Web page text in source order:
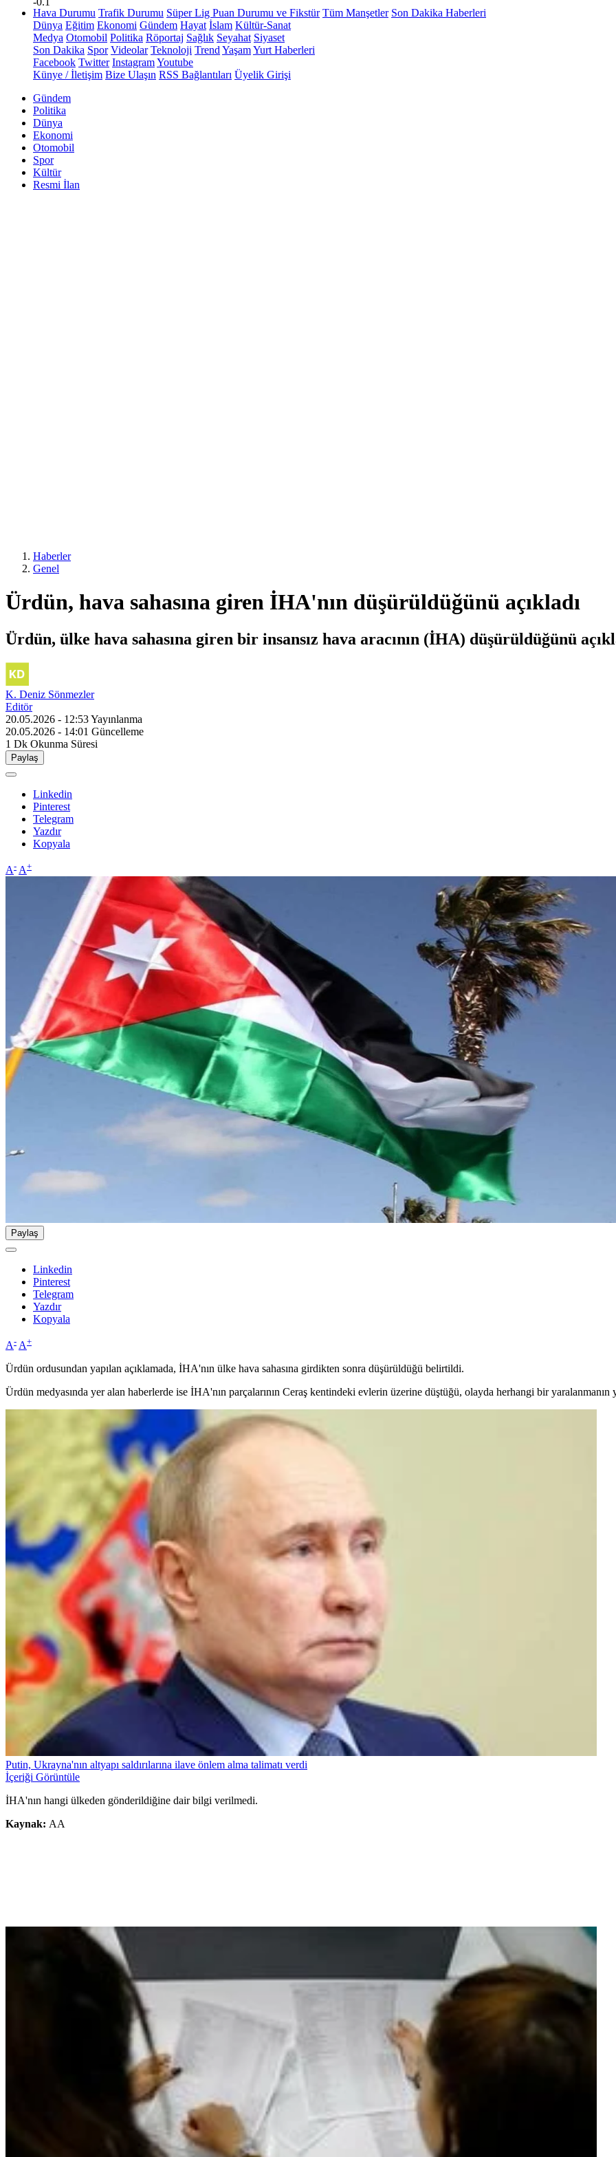
Hava Durumu Trafik Durumu Süper Lig Puan Durumu ve Fikstür Tüm Manşetler Son Dakika Haberleri
Dünya Eğitim Ekonomi Gündem Hayat İslam Kültür-Sanat
Medya Otomobil Politika Röportaj Sağlık Seyahat Siyaset
Son Dakika Spor Videolar Teknoloji Trend YaşamYurt Haberleri
Facebook Twitter InstagramYoutube
Künye / İletişim Bize Ulaşın RSS Bağlantıları Üyelik Girişi
Gündem
Politika
Dünya
Ekonomi
Otomobil
Spor
Kültür
Resmi İlan
Haberler
Genel
Ürdün, hava sahasına giren İHA'nın düşürüldüğünü açıkladı
Ürdün, ülke hava sahasına giren bir insansız hava aracının (İHA) düşürüldüğünü
K. Deniz Sönmezler
Editör
20.05.2026 - 12:53Yayınlanma
20.05.2026 - 14:01 Güncelleme
1 Dk Okunma Süresi
Paylaş
Linkedin
Pinterest
Telegram
Yazdır
Kopyala
A- A+
Paylaş
Linkedin
Pinterest
Telegram
Yazdır
Kopyala
A- A+
Ürdün ordusundan yapılan açıklamada, İHA'nın ülke hava sahasına girdikten sonra düşürüldüğü belirtildi.
Ürdün medyasında yer alan haberlerde ise İHA'nın parçalarının Ceraş kentindeki evlerin üzerine düştüğü, olayda herhangi bir yaralanmanın
Putin, Ukrayna'nın altyapı saldırılarına ilave önlem alma talimatı verdi
İçeriği Görüntüle
İHA'nın hangi ülkeden gönderildiğine dair bilgi verilmedi.
Kaynak: AA